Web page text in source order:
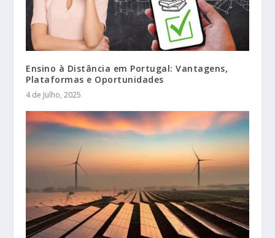
Ensino à Distância em Portugal: Vantagens,
Plataformas e Oportunidades
4 de Julho, 2025